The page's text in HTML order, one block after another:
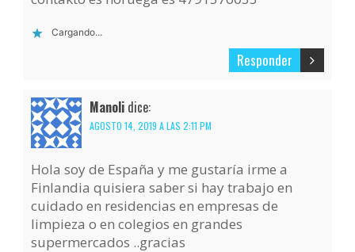
Cargando...
Responder
Manoli dice:
AGOSTO 14, 2019 A LAS 2:11 PM
Hola soy de España y me gustaría irme a
Finlandia quisiera saber si hay trabajo en
cuidado en residencias en empresas de
limpieza o en colegios en grandes
supermercados ..gracias